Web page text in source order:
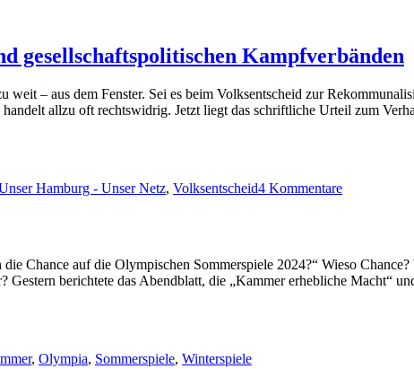
gesellschaftspolitischen Kampfverbänden
– aus dem Fenster. Sei es beim Volksentscheid zur
allzu oft rechtswidrig. Jetzt liegt das schriftliche Urteil zum
Hamburg - Unser Netz, Volksentscheid4 KommentareHamburg
wirtschafts-
und
Chance auf die Olympischen Sommerspiele 2024?“ Wieso Chance?
berichtete das Abendblatt, die „Kammer erhebliche Macht“
, Olympia, Sommerspiele, Winterspiele